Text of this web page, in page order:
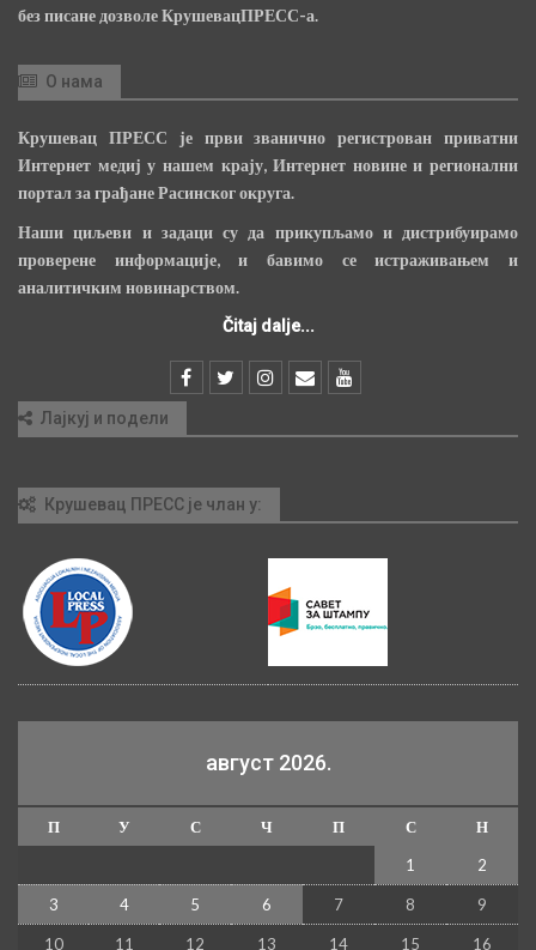
без писане дозволе КрушевацПРЕСС-а.
О нама
Крушевац ПРЕСС је први званично регистрован приватни
Интернет медиј у нашем крају, Интернет новине и регионални
портал за грађане Расинског округа.
Наши циљеви и задаци су да прикупљамо и дистрибуирамо
проверене информације, и бавимо се истраживањем и
аналитичким новинарством.
Čitaj dalje...
Лајкуј и подели
Крушевац ПРЕСС је члан у:
август 2026.
П У С Ч П С
Н
1
2
3 4 5 6 7 8 9
10 11 12 13 14 15 16